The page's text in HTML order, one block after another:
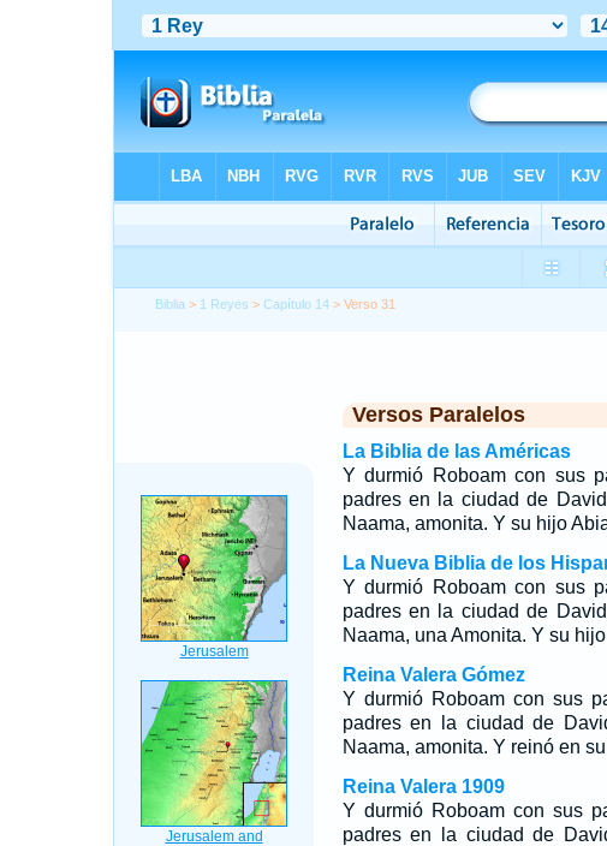
Biblia > 1 Reyes >Capítulo 14 > Verso 31
Versos Paralelos
La Biblia de las Américas
Y durmió Roboam con sus
padres en la ciudad de
Naama, amonita. Y su hijo
La Nueva Biblia de los
Y durmió Roboam con sus
padres en la ciudad de
Naama, una Amonita. Y su
Reina Valera Gómez
Y durmió Roboam con sus
padres en la ciudad de
Naama, amonita. Y reinó en
Reina Valera 1909
Y durmió Roboam con sus
padres en la ciudad de